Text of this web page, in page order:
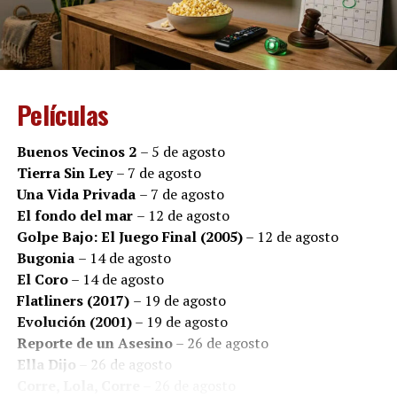
estar en agenda. La película invita a reflexionar sobre el
impacto humano de la enfermedad, la importancia del
acompañamiento y la esperanza que puede surgir aun
en los escenarios más adversos.
En un contexto en el que miles de pacientes y sus
familias expresan preocupación por el acceso a
tratamientos y medicamentos, el estreno adquiere una
resonancia especial: detrás de cada diagnóstico existen
historias de amor, de miedo, de fortaleza y de personas
que luchan por seguir viviendo.
Películas
Buenos Vecinos 2 – 5 de agosto
Tierra Sin Ley– 7 de agosto
Una Vida Privada – 7 de agosto
El fondo del mar – 12 de agosto
Golpe Bajo: El Juego Final (2005)– 12 de agosto
Bugonia – 14 de agosto
El Coro– 14 de agosto
Flatliners (2017) – 19 de agosto
Evolución (2001)– 19 de agosto
Reporte de un Asesino– 26 de agosto
Ella Dijo – 26 de agosto